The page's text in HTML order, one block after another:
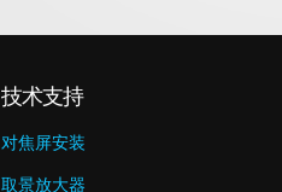
技术支持
对焦屏安装
取景放大器